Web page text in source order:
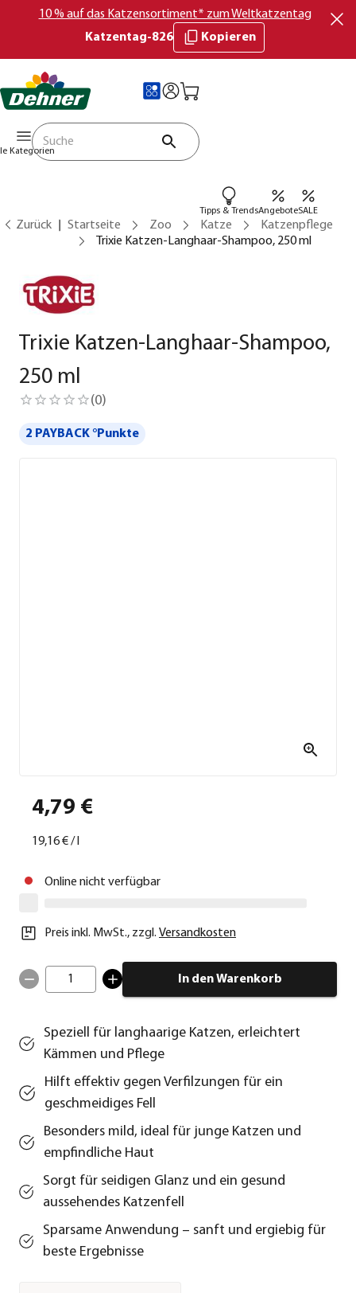
10 % auf das Katzensortiment* zum Weltkatzentag
Katzentag-826
Kopieren
Kategorien
Tipps & TrendsAngeboteSALE
Zurück Startseite Zoo Katze
Katzenpflege
Trixie Katzen-Langhaar-Shampoo, 250 ml
Trixie Katzen-Langhaar-Shampoo,
250 ml
(0)
2 PAYBACK °Punkte
4,79 €
19,16 €/
Online nicht verfügbar
Preis inkl. MwSt., zzgl. Versandkosten
1 In den Warenkorb
Speziell für langhaarige Katzen, erleichtert
Kämmen und Pflege
Hilft effektiv gegen Verfilzungen für ein
geschmeidiges Fell
Besonders mild, ideal für junge Katzen und
empfindliche Haut
Sorgt für seidigen Glanz und ein gesund
aussehendes Katzenfell
Sparsame Anwendung – sanft und ergiebig für
beste Ergebnisse